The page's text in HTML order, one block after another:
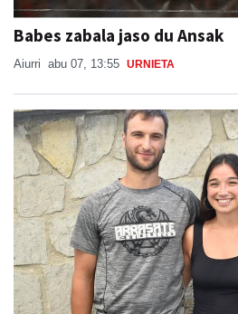
Babes zabala jaso du Ansak
Aiurri abu 07, 13:55 URNIETA